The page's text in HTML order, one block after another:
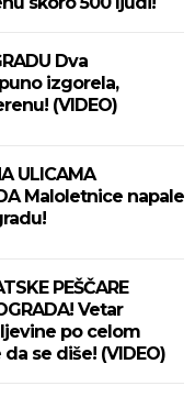
Dva
izgorela,
(VIDEO)
ULICAMA
Maloletnice napale
PEŠČARE
Vetar
po celom
se diše! (VIDEO)